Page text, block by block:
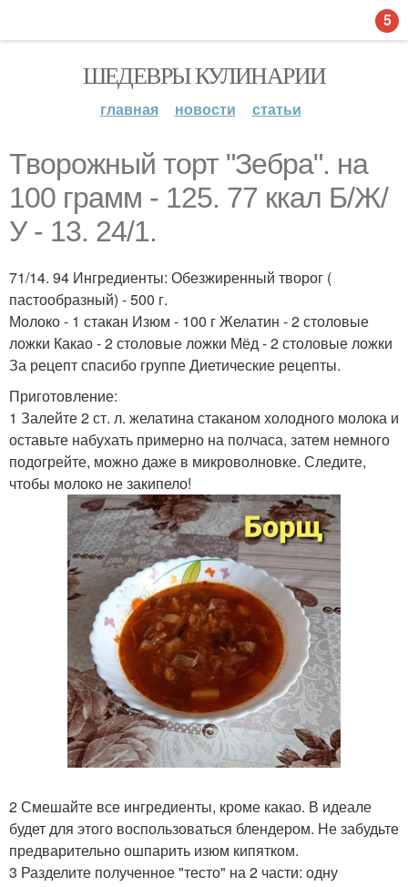
ШЕДЕВРЫ КУЛИНАРИИ
главная новости статьи
Творожный торт "Зебра". на
100 грамм - 125. 77 ккал Б/Ж/
У - 13. 24/1.
71/14. 94 Ингредиенты: Обезжиренный творог (
пастообразный) - 500 г.
Молоко - 1 стакан Изюм - 100 г Желатин - 2 столовые
ложки Какао - 2 столовые ложки Мёд - 2 столовые ложки
За рецепт спасибо группе Диетические рецепты.
Приготовление:
1 Залейте 2 ст. л. желатина стаканом холодного молока и
оставьте набухать примерно на полчаса, затем немного
подогрейте, можно даже в микроволновке. Следите,
чтобы молоко не закипело!
2 Смешайте все ингредиенты, кроме какао. В идеале
будет для этого воспользоваться блендером. Не забудьте
предварительно ошпарить изюм кипятком.
3 Разделите полученное "тесто" на 2 части: одну
5